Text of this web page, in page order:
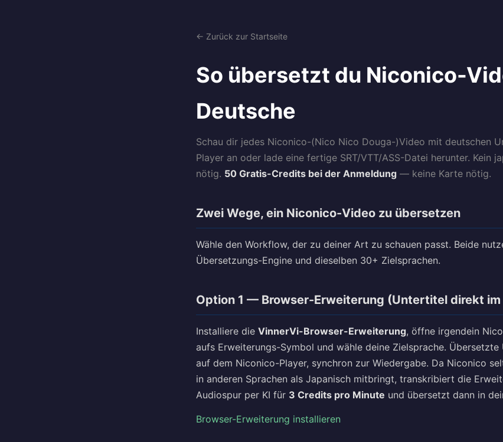
← Zurück zur Startseite
So übersetzt du Niconico-
Deutsche
Schau dir jedes Niconico-(Nico Nico Douga-)Video mit deutschen
Player an oder lade eine fertige SRT/VTT/ASS-Datei herunter. Kein
nötig. 50 Gratis-Credits bei der Anmeldung — keine Karte nötig.
Zwei Wege, ein Niconico-Video zu übersetzen
Wähle den Workflow, der zu deiner Art zu schauen passt. Beide
Übersetzungs-Engine und dieselben 30+ Zielsprachen.
Option 1 — Browser-Erweiterung (Untertitel direkt im
Installiere die VinnerVi-Browser-Erweiterung, öffne irgendein
aufs Erweiterungs-Symbol und wähle deine Zielsprache.
auf dem Niconico-Player, synchron zur Wiedergabe. Da Niconico
in anderen Sprachen als Japanisch mitbringt, transkribiert die
Audiospur per KI für 3 Credits pro Minute und übersetzt dann in
Browser-Erweiterung installieren